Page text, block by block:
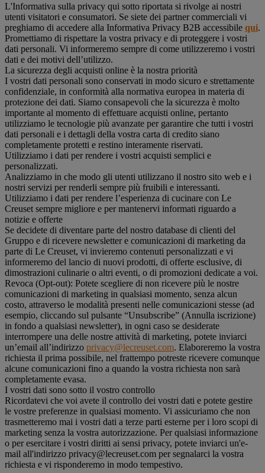
L'Informativa sulla privacy qui sotto riportata si rivolge ai nostri
utenti visitatori e consumatori. Se siete dei partner commerciali vi
preghiamo di accedere alla Informativa Privacy B2B accessibile qui.
Promettiamo di rispettare la vostra privacy e di proteggere i vostri
dati personali. Vi informeremo sempre di come utilizzeremo i vostri
dati e dei motivi dell’utilizzo.
La sicurezza degli acquisti online è la nostra priorità
I vostri dati personali sono conservati in modo sicuro e strettamente
confidenziale, in conformità alla normativa europea in materia di
protezione dei dati. Siamo consapevoli che la sicurezza è molto
importante al momento di effettuare acquisti online, pertanto
utilizziamo le tecnologie più avanzate per garantire che tutti i vostri
dati personali e i dettagli della vostra carta di credito siano
completamente protetti e restino interamente riservati.
Utilizziamo i dati per rendere i vostri acquisti semplici e
personalizzati.
Analizziamo in che modo gli utenti utilizzano il nostro sito web e i
nostri servizi per renderli sempre più fruibili e interessanti.
Utilizziamo i dati per rendere l’esperienza di cucinare con Le
Creuset sempre migliore e per mantenervi informati riguardo a
notizie e offerte
Se decidete di diventare parte del nostro database di clienti del
Gruppo e di ricevere newsletter e comunicazioni di marketing da
parte di Le Creuset, vi invieremo contenuti personalizzati e vi
informeremo del lancio di nuovi prodotti, di offerte esclusive, di
dimostrazioni culinarie o altri eventi, o di promozioni dedicate a voi.
Revoca (Opt-out): Potete scegliere di non ricevere più le nostre
comunicazioni di marketing in qualsiasi momento, senza alcun
costo, attraverso le modalità presenti nelle comunicazioni stesse (ad
esempio, cliccando sul pulsante “Unsubscribe” (Annulla iscrizione)
in fondo a qualsiasi newsletter), in ogni caso se desiderate
interrompere una delle nostre attività di marketing, potete inviarci
un’email all’indirizzo privacy@lecreuset.com. Elaboreremo la vostra
richiesta il prima possibile, nel frattempo potreste ricevere comunque
alcune comunicazioni fino a quando la vostra richiesta non sarà
completamente evasa.
I vostri dati sono sotto il vostro controllo
Ricordatevi che voi avete il controllo dei vostri dati e potete gestire
le vostre preferenze in qualsiasi momento. Vi assicuriamo che non
trasmetteremo mai i vostri dati a terze parti esterne per i loro scopi di
marketing senza la vostra autorizzazione. Per qualsiasi informazione
o per esercitare i vostri diritti ai sensi privacy, potete inviarci un'e-
mail all'indirizzo privacy@lecreuset.com per segnalarci la vostra
richiesta e vi risponderemo in modo tempestivo.